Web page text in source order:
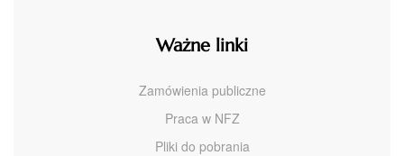
Ważne linki
Zamówienia publiczne
Praca w NFZ
Pliki do pobrania